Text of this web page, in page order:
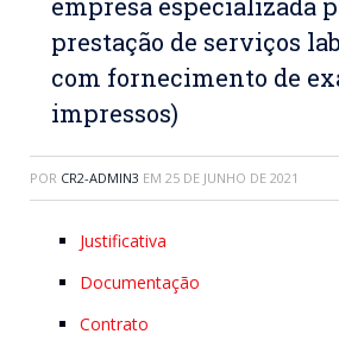
prestação de serviços
com fornecimento de
impressos)
POR CR2-ADMIN3 EM 25 DE JUNHO DE 2021
Justificativa
Documentação
Contrato